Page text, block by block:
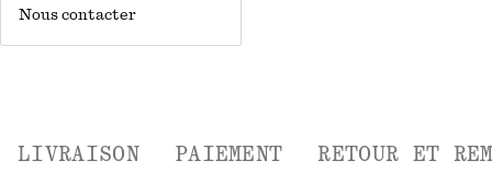
Nous contacter
LIVRAISON PAIEMENT RETOUR ET